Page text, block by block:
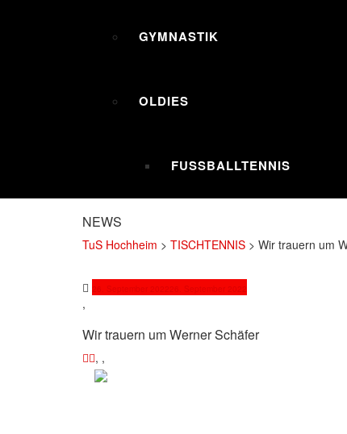
GYMNASTIK
OLDIES
FUSSBALLTENNIS
NEWS
TuS Hochheim > TISCHTENNIS > Wir trauern um
,
Wir trauern um Werner Schäfer
, ,